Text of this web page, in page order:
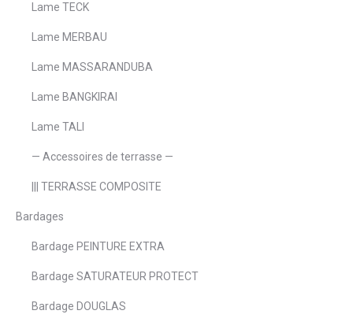
Lame TECK
Lame MERBAU
Lame MASSARANDUBA
Lame BANGKIRAI
Lame TALI
— Accessoires de terrasse —
||| TERRASSE COMPOSITE
Bardages
Bardage PEINTURE EXTRA
Bardage SATURATEUR PROTECT
Bardage DOUGLAS